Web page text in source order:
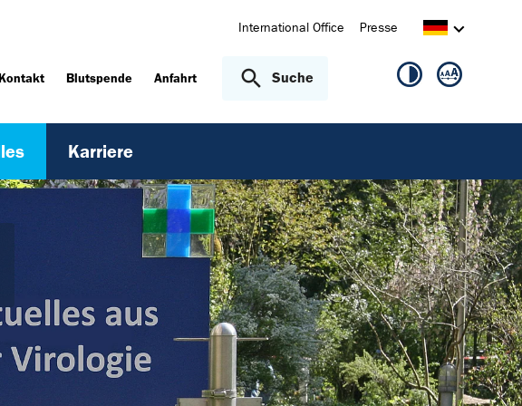
International Office Presse
Blutspende Anfahrt Suche
Karriere